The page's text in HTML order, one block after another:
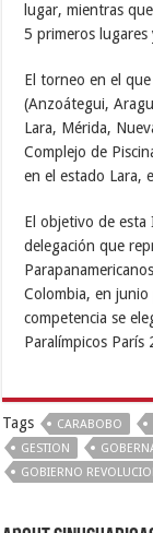
lugar, mientras
5 primeros lugares
El torneo en el
(Anzoátegui,
Lara, Mérida,
Complejo de
en el estado Lara,
El objetivo de esta
delegación que
Colombia, en
competencia se
Paralímpicos París
Tags CARABOBO
GESTION
GOBIERNO